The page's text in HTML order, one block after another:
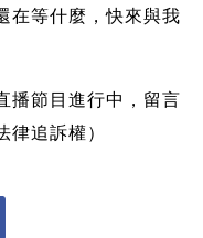
在等什麼，快來與我
播節目進行中，留言
追訴權）